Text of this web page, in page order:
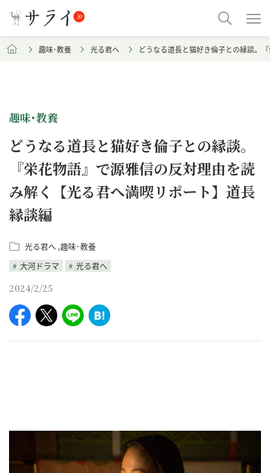
趣味･教養 光る君へ どうなる道長と猫好き倫子との縁談。
趣味･教養
どうなる道長と猫好き倫子との縁談。
『栄花物語』で源雅信の反対理由を読
み解く【光る君へ満喫リポート】道長
縁談編
光る君へ 趣味･教養
大河ドラマ
光る君へ
2024/2/25